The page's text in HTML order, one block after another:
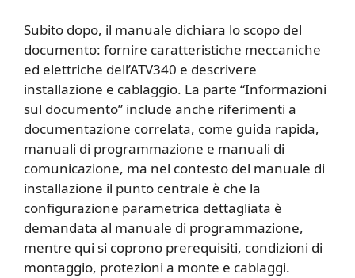
Subito dopo, il manuale dichiara lo scopo del
documento: fornire caratteristiche meccaniche
ed elettriche dell’ATV340 e descrivere
installazione e cablaggio. La parte “Informazioni
sul documento” include anche riferimenti a
documentazione correlata, come guida rapida,
manuali di programmazione e manuali di
comunicazione, ma nel contesto del manuale di
installazione il punto centrale è che la
configurazione parametrica dettagliata è
demandata al manuale di programmazione,
mentre qui si coprono prerequisiti, condizioni di
montaggio, protezioni a monte e cablaggi.